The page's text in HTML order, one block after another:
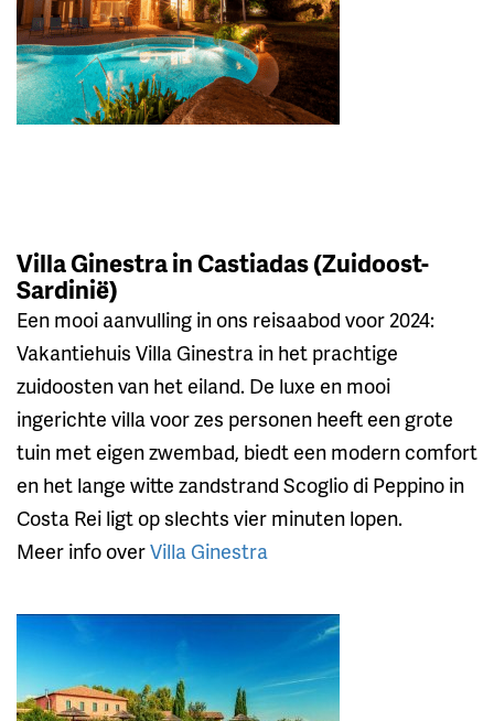
Villa Ginestra in Castiadas (Zuidoost-
Sardinië)
Een mooi aanvulling in ons reisaabod voor 2024:
Vakantiehuis Villa Ginestra in het prachtige
zuidoosten van het eiland. De luxe en mooi
ingerichte villa voor zes personen heeft een grote
tuin met eigen zwembad, biedt een modern comfort
en het lange witte zandstrand Scoglio di Peppino in
Costa Rei ligt op slechts vier minuten lopen.
Meer info overVilla Ginestra